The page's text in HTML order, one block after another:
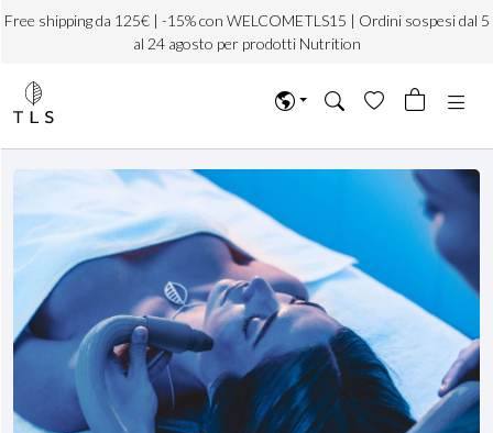
Free shipping da 125€ | -15% con WELCOMETLS15 | Ordini sospesi dal 5
al 24 agosto per prodotti Nutrition